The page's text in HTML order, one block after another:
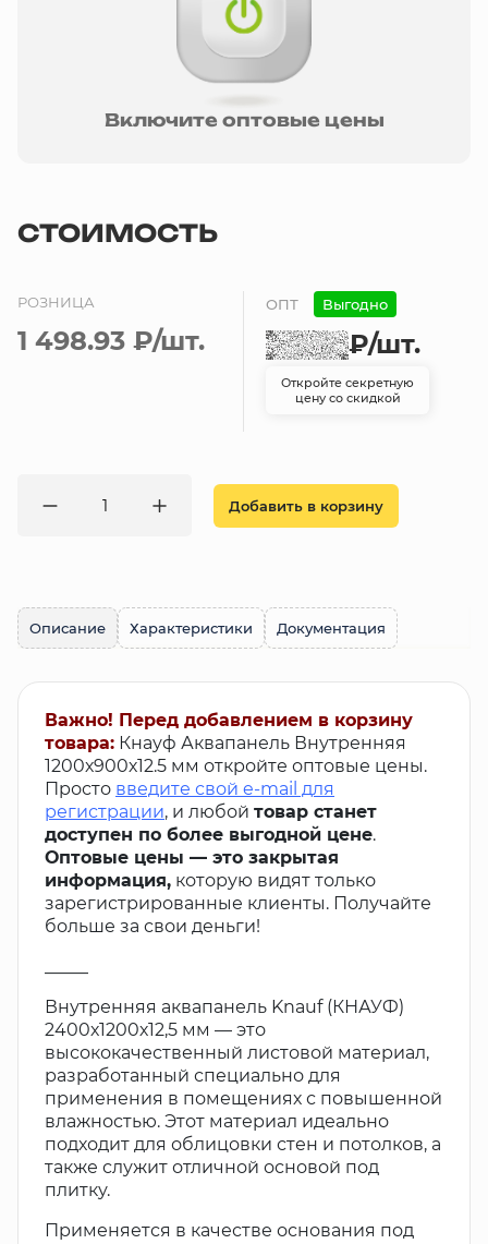
Включите оптовые цены
СТОИМОСТЬ
РОЗНИЦА
1 498.93 ₽/шт.
ОПТ Выгодно
₽/шт.
Откройте секретную
цену со скидкой
Добавить в корзину
Описание Характеристики Документация
Важно! Перед добавлением в корзину
товара: Кнауф Аквапанель Внутренняя
1200х900х12.5 мм откройте оптовые цены.
Просто введите свой e-mail для
регистрации, и любой товар станет
доступен по более выгодной цене.
Оптовые цены — это закрытая
информация, которую видят только
зарегистрированные клиенты. Получайте
больше за свои деньги!
Внутренняя аквапанель Knauf (КНАУФ)
2400х1200х12,5 мм — это
высококачественный листовой материал,
разработанный специально для
применения в помещениях с повышенной
влажностью. Этот материал идеально
подходит для облицовки стен и потолков, а
также служит отличной основой под
плитку.
Применяется в качестве основания под